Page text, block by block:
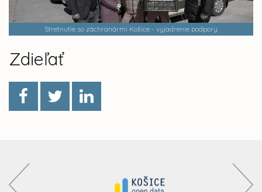
Stretnutie so záchranármi Košice - vyjadrenie podpory
Zdieľať